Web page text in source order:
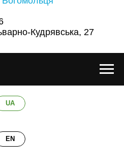
Кудрявська, 27
UA
EN